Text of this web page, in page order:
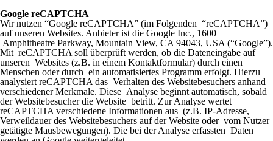
Google reCAPTCHA
Wir nutzen “Google reCAPTCHA” (im Folgenden “reCAPTCHA”)
auf unseren Websites. Anbieter ist die Google Inc., 1600
Amphitheatre Parkway, Mountain View, CA 94043, USA (“Google”).
Mit reCAPTCHA soll überprüft werden, ob die Dateneingabe auf
unseren Websites (z.B. in einem Kontaktformular) durch einen
Menschen oder durch ein automatisiertes Programm erfolgt. Hierzu
analysiert reCAPTCHA das Verhalten des Websitebesuchers anhand
verschiedener Merkmale. Diese Analyse beginnt automatisch, sobald
der Websitebesucher die Website betritt. Zur Analyse wertet
reCAPTCHA verschiedene Informationen aus (z.B. IP-Adresse,
Verweildauer des Websitebesuchers auf der Website oder vom Nutzer
getätigte Mausbewegungen). Die bei der Analyse erfassten Daten